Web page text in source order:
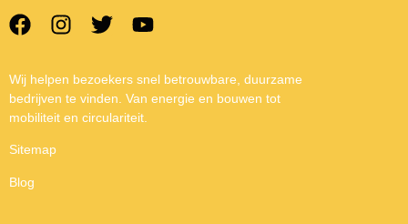
Wij helpen bezoekers snel betrouwbare, duurzame
bedrijven te vinden. Van energie en bouwen tot
mobiliteit en circulariteit.
Sitemap
Blog